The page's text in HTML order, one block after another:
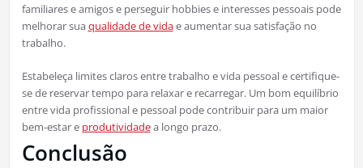
familiares e amigos e perseguir hobbies e interesses pessoais pode
melhorar suaqualidade de vidae aumentar sua satisfação no
trabalho.
Estabeleça limites claros entre trabalho e vida pessoal e certifique-
se de reservar tempo para relaxar e recarregar. Um bom equilíbrio
entre vida profissional e pessoal pode contribuir para um maior
bem-estar e produtividadea longo prazo.
Conclusão